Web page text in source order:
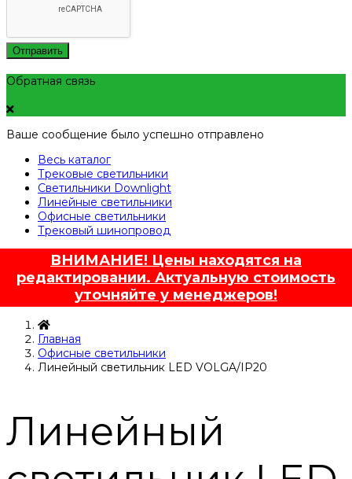
Отправить
Обратная связь
Ваше сообщение было успешно отправлено
Весь каталог
Трековые светильники
Светильники Downlight
Линейные светильники
Офисные светильники
Трековый шинопровод
ВНИМАНИЕ! Цены находятся на
редактировании. Актуальную стоимость
уточняйте у менеджеров!
Главная
Офисные светильники
Линейный светильник LED VOLGA/IP20
Линейный